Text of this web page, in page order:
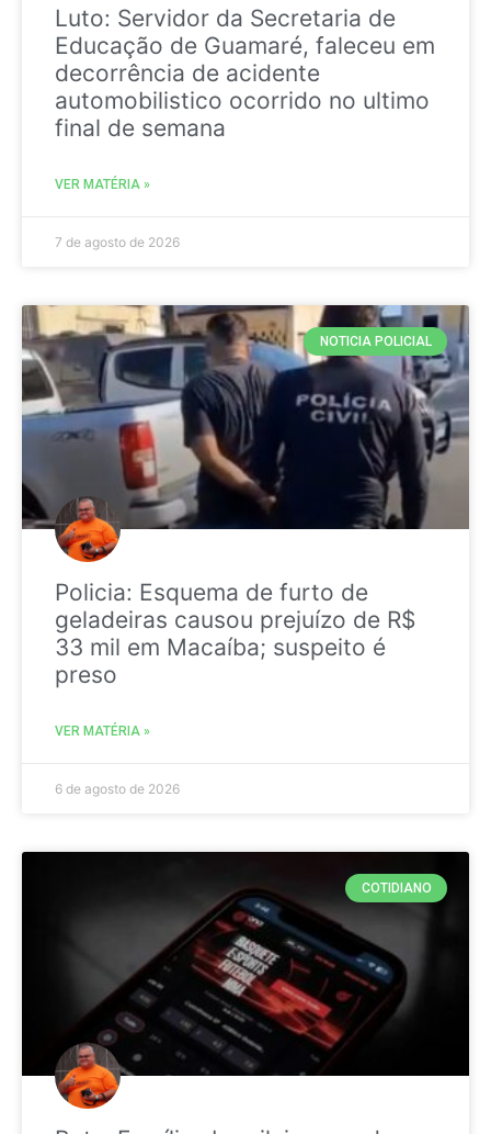
Luto: Servidor da Secretaria de
Educação de Guamaré, faleceu em
decorrência de acidente
automobilistico ocorrido no ultimo
final de semana
VER MATÉRIA »
7 de agosto de 2026
NOTICIA POLICIAL
Policia: Esquema de furto de
geladeiras causou prejuízo de R$
33 mil em Macaíba; suspeito é
preso
VER MATÉRIA »
6 de agosto de 2026
COTIDIANO